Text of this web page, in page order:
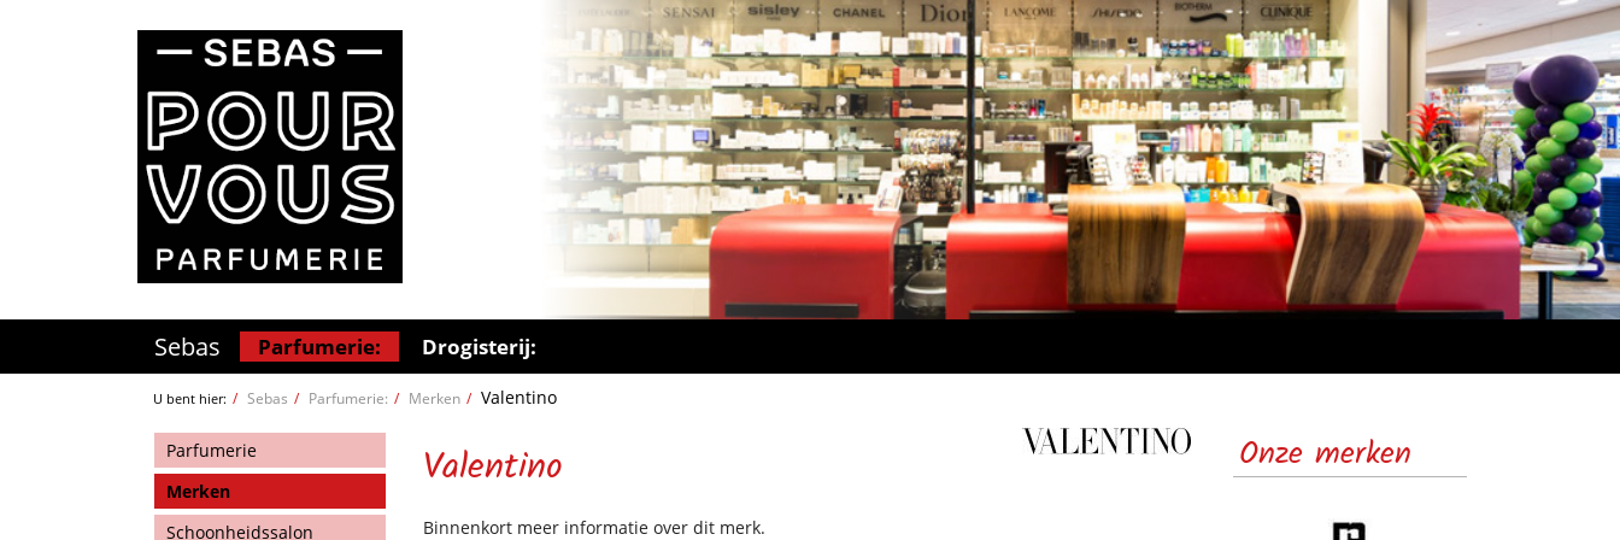
Sebas Parfumerie: Drogisterij:
U bent hier: Sebas Parfumerie: Merken Valentino
Parfumerie
Merken
Schoonheidssalon
Valentino
Binnenkort meer informatie over dit merk.
Onze merken